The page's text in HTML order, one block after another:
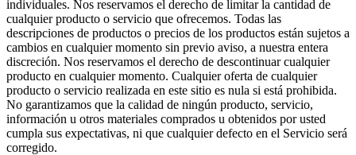
individuales. Nos reservamos el derecho de limitar la cantidad de
cualquier producto o servicio que ofrecemos. Todas las
descripciones de productos o precios de los productos están sujetos a
cambios en cualquier momento sin previo aviso, a nuestra entera
discreción. Nos reservamos el derecho de descontinuar cualquier
producto en cualquier momento. Cualquier oferta de cualquier
producto o servicio realizada en este sitio es nula si está prohibida.
No garantizamos que la calidad de ningún producto, servicio,
información u otros materiales comprados u obtenidos por usted
cumpla sus expectativas, ni que cualquier defecto en el Servicio será
corregido.